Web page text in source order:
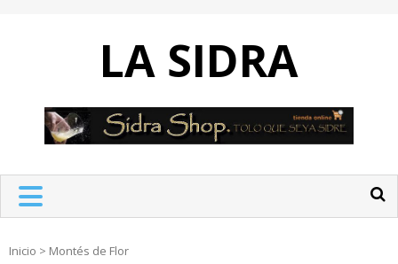
LA SIDRA
Inicio > Montés de Flor